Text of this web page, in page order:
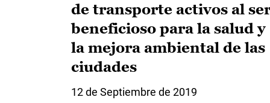
de transporte activos al
beneficioso para la salud y
la mejora ambiental de las
ciudades
12 de Septiembre de 2019